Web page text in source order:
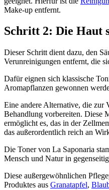
Make-up entfernt.
Schritt 2: Die Haut
Dieser Schritt dient dazu, den
Verunreinigungen entfernt, die
Dafür eignen sich klassische
Aromapflanzen gewonnen
Eine andere Alternative, die zur
Behandlung vorbereiten. Diese
ermöglicht es, das in der
das außerordentlich reich an
Die Toner von La Saponaria
Mensch und Natur in
Diese außergewöhnlichen
Produktes aus Granatapfel,